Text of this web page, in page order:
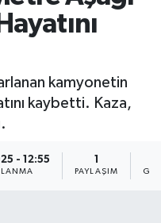
kamyonetin
kaybetti. Kaza,
- 12:55
PAYLAŞIM